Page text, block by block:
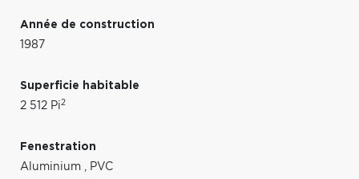
Année de construction
1987
Superficie habitable
2 512 Pi2
Fenestration
Aluminium , PVC